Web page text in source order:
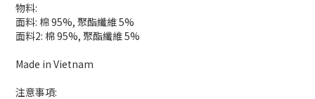
物料:
面料: 棉 95%, 聚酯纖維 5%
面料2: 棉 95%, 聚酯纖維 5%
Made in Vietnam
注意事項: